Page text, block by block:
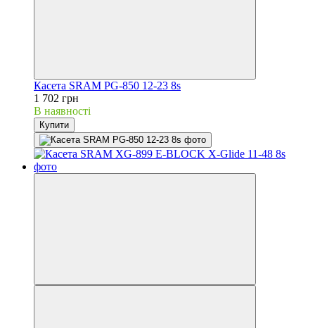
Касета SRAM PG-850 12-23 8s
1 702 грн
В наявності
Купити